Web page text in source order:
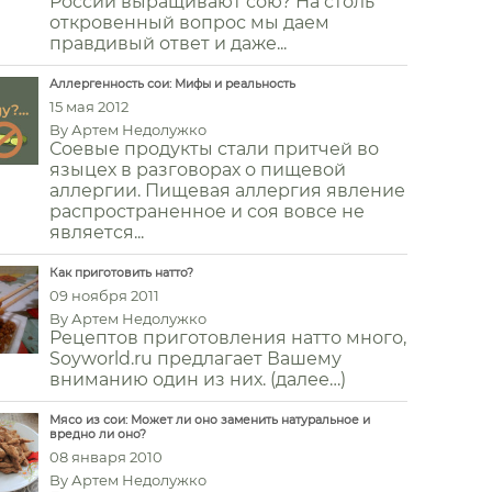
откровенный вопрос мы даем
правдивый ответ и даже...
Аллергенность сои: Мифы и реальность
15 мая 2012
By Артем Недолужко
Соевые продукты стали притчей во
языцех в разговорах о пищевой
аллергии. Пищевая аллергия явление
распространенное и соя вовсе не
является...
Как приготовить натто?
09 ноября 2011
By Артем Недолужко
Рецептов приготовления натто много,
Soyworld.ru предлагает Вашему
вниманию один из них. (далее…)
Мясо из сои: Может ли оно заменить натуральное и
вредно ли оно?
08 января 2010
By Артем Недолужко